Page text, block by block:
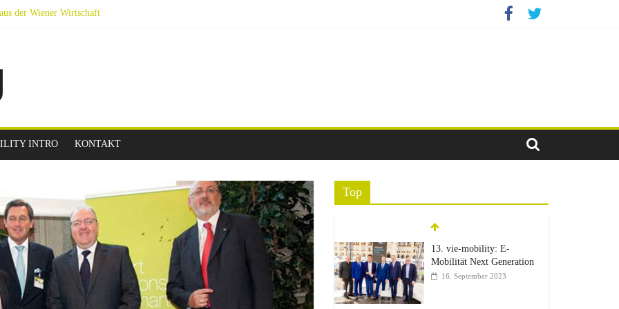
der Wiener Wirtschaft
am 14.9.2023 nachmittags am Wiener Rathausplatz statt.
INTRO KONTAKT
Top
13. vie-mobility: E-
Mobilität Next Generation
16. September 2023